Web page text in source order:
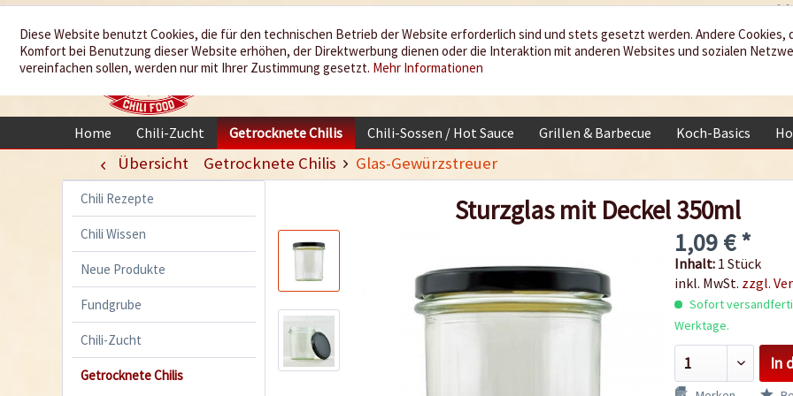
Wir würzen
Ihr Leben
Home Chili-Zucht Getrocknete Chilis Chili-Sossen / Hot Sauce Grillen & Barbecue Koch-Basics
Übersicht Getrocknete Chilis Glas-Gewürzstreuer
Chili Rezepte
Chili Wissen
Neue Produkte
Fundgrube
Chili-Zucht
Getrocknete Chilis
Sturzglas mit Deckel 350ml
1,09 € *
Inhalt: 1 Stück
inkl. MwSt. zzgl.
Sofort
Werktage.
In
Diese Website benutzt Cookies, die für den technischen Betrieb der Website erforderlich sind und stets gesetzt werden. Andere Cookies,
Komfort bei Benutzung dieser Website erhöhen, der Direktwerbung dienen oder die Interaktion mit anderen Websites und sozialen
vereinfachen sollen, werden nur mit Ihrer Zustimmung gesetzt. Mehr Informationen